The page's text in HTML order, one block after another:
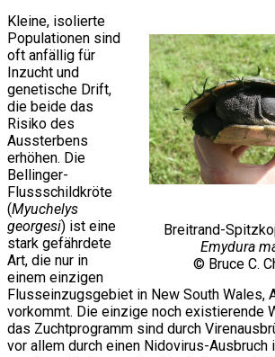
Breitrand-
Emydura
© Bruce C.
Kleine, isolierte
Populationen sind
oft anfällig für
Inzucht und
genetische Drift,
die beide das
Risiko des
Aussterbens
erhöhen. Die
Bellinger-
Flussschildkröte
(Myuchelys
georgesi) ist eine
stark gefährdete
Art, die nur in
einem einzigen
Flusseinzugsgebiet in New South Wales,
vorkommt. Die einzige noch existierende
das Zuchtprogramm sind durch
vor allem durch einen Nidovirus-Ausbruch